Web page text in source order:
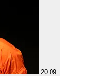
20:09